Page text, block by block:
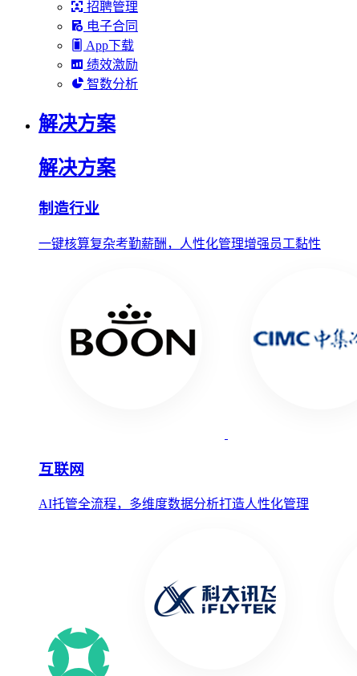
招聘管理
电子合同
App下载
绩效激励
智数分析
解决方案
解决方案
制造行业
一键核算复杂考勤薪酬，人性化管理增强员工黏性
互联网
AI托管全流程，多维度数据分析打造人性化管理